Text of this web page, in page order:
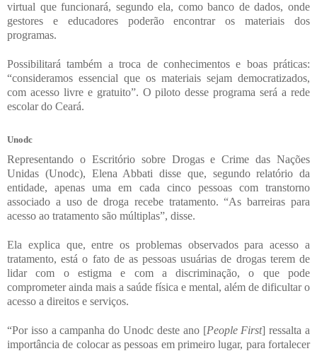
virtual que funcionará, segundo ela, como banco de dados, onde
gestores e educadores poderão encontrar os materiais dos
programas.
Possibilitará também a troca de conhecimentos e boas práticas:
“consideramos essencial que os materiais sejam democratizados,
com acesso livre e gratuito”. O piloto desse programa será a rede
escolar do Ceará.
Unodc
Representando o Escritório sobre Drogas e Crime das Nações
Unidas (Unodc), Elena Abbati disse que, segundo relatório da
entidade, apenas uma em cada cinco pessoas com transtorno
associado a uso de droga recebe tratamento. “As barreiras para
acesso ao tratamento são múltiplas”, disse.
Ela explica que, entre os problemas observados para acesso a
tratamento, está o fato de as pessoas usuárias de drogas terem de
lidar com o estigma e com a discriminação, o que pode
comprometer ainda mais a saúde física e mental, além de dificultar o
acesso a direitos e serviços.
“Por isso a campanha do Unodc deste ano [People First] ressalta a
importância de colocar as pessoas em primeiro lugar, para fortalecer